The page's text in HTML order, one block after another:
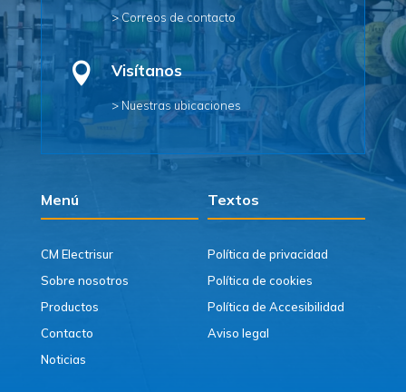
> Correos de contacto
 Visítanos
> Nuestras ubicaciones
Menú Textos
CM Electrisur
Sobre nosotros
Productos
Contacto
Noticias
Política de privacidad
Política de cookies
Política de Accesibilidad
Aviso legal